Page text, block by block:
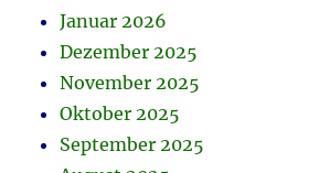
Januar 2026
Dezember 2025
November 2025
Oktober 2025
September 2025